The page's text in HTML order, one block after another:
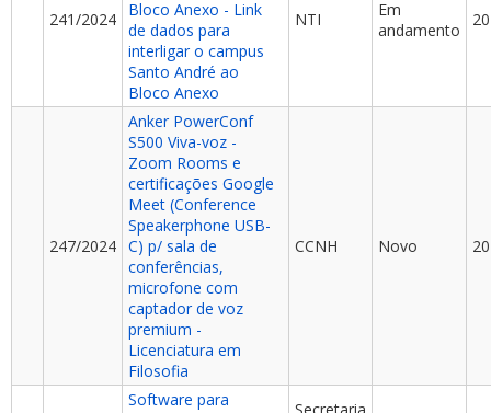
241/2024
Bloco Anexo - Link
de dados para
interligar o campus
Santo André ao
Bloco Anexo
NTI
Em
andamento
247/2024
Anker PowerConf
S500 Viva-voz -
Zoom Rooms e
certificações Google
Meet (Conference
Speakerphone USB-
C) p/ sala de
conferências,
microfone com
captador de voz
premium -
Licenciatura em
Filosofia
CCNH Novo
Software para